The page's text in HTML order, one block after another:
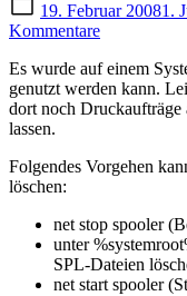
on
19. Februar 20081.
Kommentarezu
lässt
sich
wegen
löschen
Es wurde auf einem
genutzt werden kann.
dort noch Druckaufträge
lassen.
Folgendes Vorgehen
löschen:
net stop spooler
unter
SPL-Dateien
net start spooler